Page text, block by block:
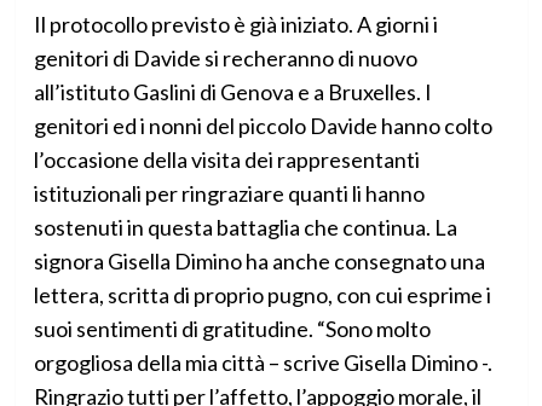
Il protocollo previsto è già iniziato. A giorni i
genitori di Davide si recheranno di nuovo
all’istituto Gaslini di Genova e a Bruxelles. I
genitori ed i nonni del piccolo Davide hanno colto
l’occasione della visita dei rappresentanti
istituzionali per ringraziare quanti li hanno
sostenuti in questa battaglia che continua. La
signora Gisella Dimino ha anche consegnato una
lettera, scritta di proprio pugno, con cui esprime i
suoi sentimenti di gratitudine. “Sono molto
orgogliosa della mia città – scrive Gisella Dimino -.
Ringrazio tutti per l’affetto, l’appoggio morale, il